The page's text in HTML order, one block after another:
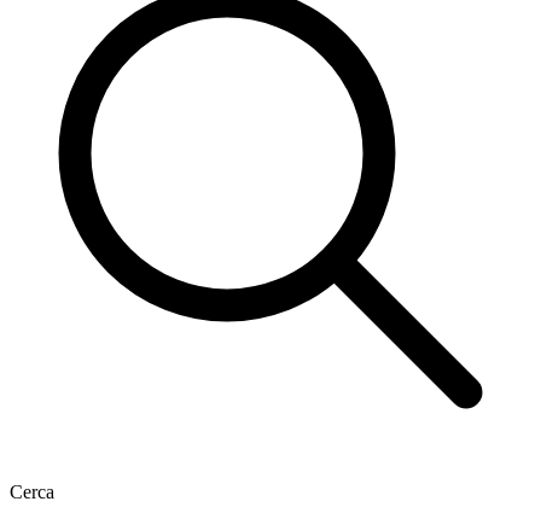
Cerca